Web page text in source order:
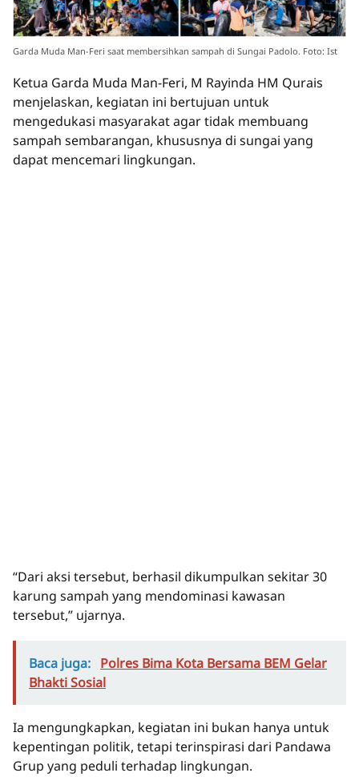
Garda Muda Man-Feri saat membersihkan sampah di Sungai Padolo. Foto: Ist
Ketua Garda Muda Man-Feri, M Rayinda HM Qurais
menjelaskan, kegiatan ini bertujuan untuk
mengedukasi masyarakat agar tidak membuang
sampah sembarangan, khususnya di sungai yang
dapat mencemari lingkungan.
“Dari aksi tersebut, berhasil dikumpulkan sekitar 30
karung sampah yang mendominasi kawasan
tersebut,” ujarnya.
Baca juga: Polres Bima Kota Bersama BEM Gelar
Bhakti Sosial
Ia mengungkapkan, kegiatan ini bukan hanya untuk
kepentingan politik, tetapi terinspirasi dari Pandawa
Grup yang peduli terhadap lingkungan.